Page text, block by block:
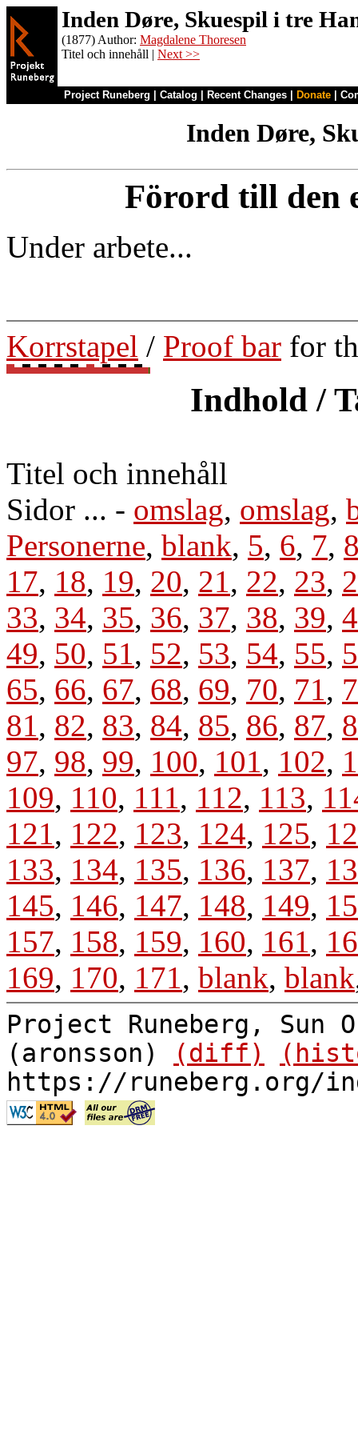
Inden Døre, Skuespil i tre
(1877) Author: Magdalene Thoresen
Titel och innehåll | Next >>
Project Runeberg Catalog Recent Changes Donate
Inden Døre,
Förord till den
Under arbete...
Korrstapel / Proof bar for
Indhold /
Titel och innehåll
Sidor ... - omslag, omslag,
Personerne, blank, 5, 6, 7,
17, 18, 19, 20, 21, 22, 23,
33, 34, 35, 36, 37, 38, 39,
49, 50, 51, 52, 53, 54, 55,
65, 66, 67, 68, 69, 70, 71,
81, 82, 83, 84, 85, 86, 87,
97, 98, 99, 100, 101, 102,
109, 110, 111, 112, 113,
121, 122, 123, 124, 125,
133, 134, 135, 136, 137,
145, 146, 147, 148, 149,
157, 158, 159, 160, 161,
169, 170, 171, blank, blank
Project Runeberg, Sun
(aronsson)
(diff)
https://runeberg.org/